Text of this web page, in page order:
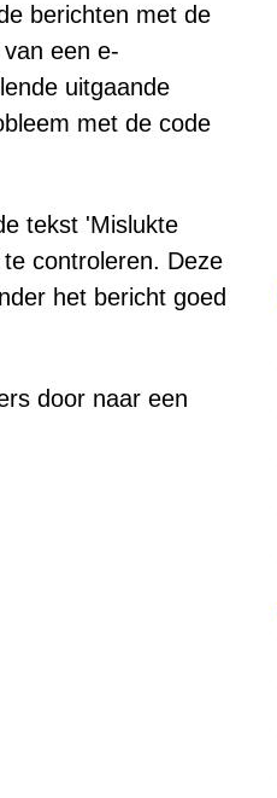
berichten met de
een e-
uitgaande
met de code
tekst 'Mislukte
controleren. Deze
het bericht goed
door naar een